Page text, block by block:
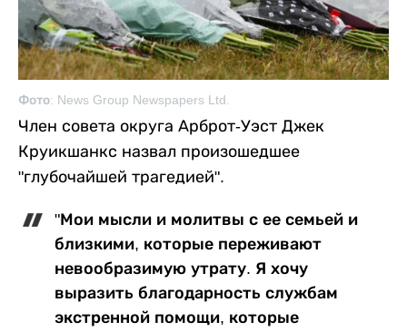
Фото: News Group Newspapers Ltd.
Член совета округа Арброт-Уэст Джек
Круикшанкс назвал произошедшее
"глубочайшей трагедией".
"Мои мысли и молитвы с ее семьей и
близкими, которые переживают
невообразимую утрату. Я хочу
выразить благодарность службам
экстренной помощи, которые